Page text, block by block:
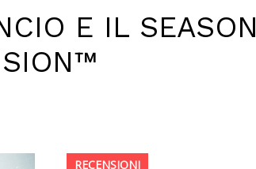
E IL SEASON
RECENSIONI